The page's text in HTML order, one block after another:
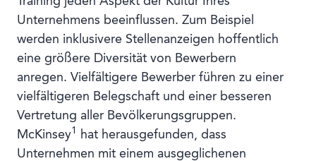
Unternehmens beeinflussen. Zum Beispiel
werden inklusivere Stellenanzeigen hoffentlich
eine größere Diversität von Bewerbern
anregen. Vielfältigere Bewerber führen zu einer
vielfältigeren Belegschaft und einer besseren
Vertretung aller Bevölkerungsgruppen.
McKinsey1
hat herausgefunden, dass
Unternehmen mit einem ausgeglichenen